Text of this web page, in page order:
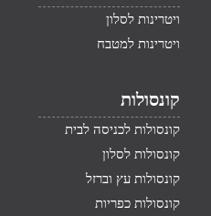
ויטרינות לסלון
ויטרינות למטבח
קונסולות
קונסולות לכניסה לבית
קונסולות לסלון
קונסולות עץ וברזל
קונסולות כפריות